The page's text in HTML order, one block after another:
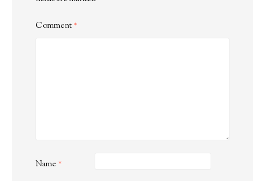
Comment*
Name *